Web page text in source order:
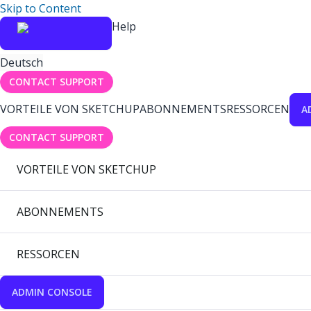
Skip to Content
Help
Deutsch
CONTACT SUPPORT
VORTEILE VON SKETCHUPABONNEMENTSRESSORCEN
CONTACT SUPPORT
VORTEILE VON SKETCHUP
ABONNEMENTS
RESSORCEN
ADMIN CONSOLE